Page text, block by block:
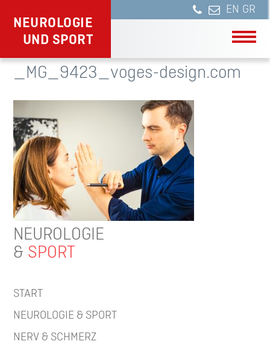
NEUROLOGIE
UND SPORT
_MG_9423_voges-design.com
NEUROLOGIE
& SPORT
START
NEUROLOGIE & SPORT
NERV & SCHMERZ